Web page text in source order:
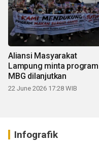
Aliansi Masyarakat
Lampung minta program
MBG dilanjutkan
22 June 2026 17:28 WIB
Infografik